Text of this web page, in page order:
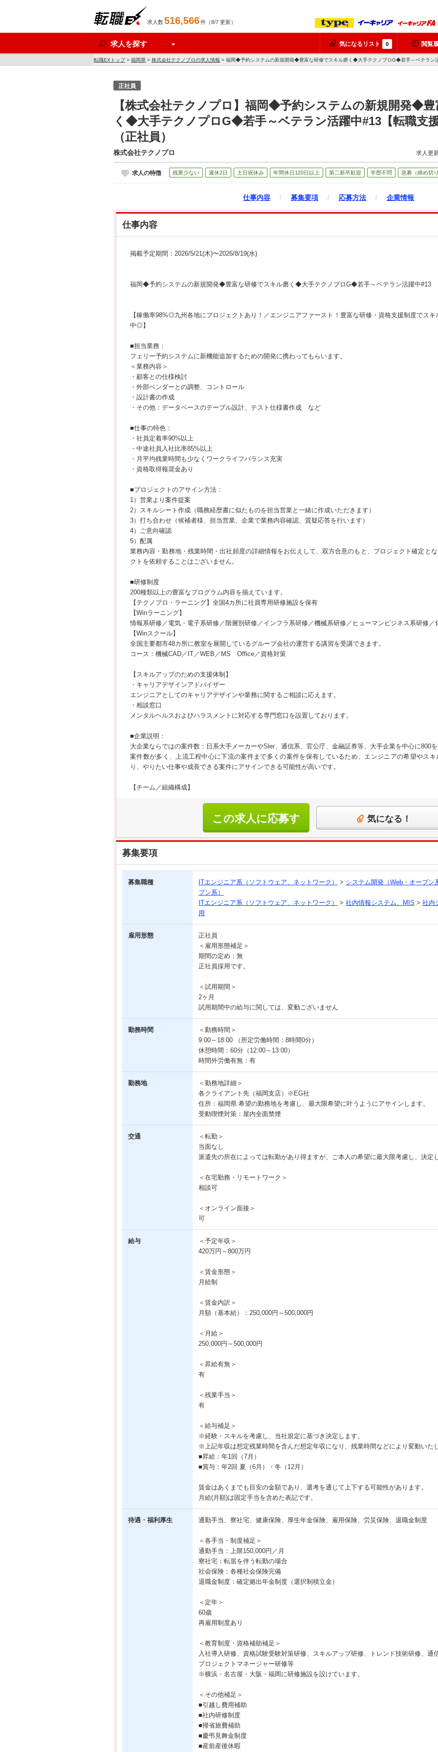
求人数516,566件（8/7 更新）
求人を探す 気になるリスト 0 閲覧
転職EXトップ> 福岡県 > 株式会社テクノプロの求人情報 > 福岡◆予約システムの新規開発◆豊富な研修でスキル磨く◆大手テクノプロG◆若手～ベテラン
正社員
【株式会社テクノプロ】福岡◆予約システムの新規開発◆
く◆大手テクノプロG◆若手～ベテラン活躍中#13【転職支
（正社員）
株式会社テクノプロ 求人更
求人の特徴 残業少ない 週休2日 土日祝休み 年間休日120日以上 第二新卒歓迎 学歴不問 急募（締め切
仕事内容 / 募集要項 / 応募方法 / 企業情報
仕事内容
掲載予定期間：2026/5/21(木)〜2026/8/19(水)
福岡◆予約システムの新規開発◆豊富な研修でスキル磨く◆大手テクノプロG◆若手～ベテラン活躍中#13
【稼働率98%◎九州各地にプロジェクトあり！／エンジニアファースト！豊富な研修・資格支援制度でス
中◎】
■担当業務：
フェリー予約システムに新機能追加するための開発に携わってもらいます。
＜業務内容＞
・顧客との仕様検討
・外部ベンダーとの調整、コントロール
・設計書の作成
・その他：データベースのテーブル設計、テスト仕様書作成 など
■仕事の特色：
・社員定着率90%以上
・中途社員入社比率85%以上
・月平均残業時間も少なくワークライフバランス充実
・資格取得報奨金あり
■プロジェクトのアサイン方法：
1）営業より案件提案
2）スキルシート作成（職務経歴書に似たものを担当営業と一緒に作成いただきます）
3）打ち合わせ（候補者様、担当営業、企業で業務内容確認、質疑応答を行います）
4）ご意向確認
5）配属
業務内容・勤務地・残業時間・出社頻度の詳細情報をお伝えして、双方合意のもと、プロジェクト確定と
クトを依頼することはございません。
■研修制度
200種類以上の豊富なプログラム内容を揃えています。
【テクノプロ・ラーニング】全国4カ所に社員専用研修施設を保有
【Winラーニング】
情報系研修／電気・電子系研修／階層別研修／インフラ系研修／機械系研修／ヒューマンビジネス系研修／
【Winスクール】
全国主要都市48カ所に教室を展開しているグループ会社の運営する講習を受講できます。
コース：機械CAD／IT／WEB／MS Office／資格対策
【スキルアップのための支援体制】
・キャリアデザインアドバイザー
エンジニアとしてのキャリアデザインや業務に関するご相談に応えます。
・相談窓口
メンタルヘルスおよびハラスメントに対応する専門窓口を設置しております。
■企業説明：
大企業ならではの案件数：日系大手メーカーやSler、通信系、官公庁、金融証券等、大手企業を中心に800
案件数が多く、上流工程中心に下流の案件まで多くの案件を保有しているため、エンジニアの希望やス
り、やりたい仕事や成長できる案件にアサインできる可能性が高いです。
【チーム／組織構成】
この求人に応募す
る
気になる！
募集要項
募集職種 ITエンジニア系（ソフトウェア、ネットワーク） > システム開発（Web・オープン
プン系）
ITエンジニア系（ソフトウェア、ネットワーク）
> 社内情報システム、MIS > 社内
用
雇用形態
正社員
＜雇用形態補足＞
期間の定め：無
正社員採用です。
＜試用期間＞
2ヶ月
試用期間中の給与に関しては、変動ございません
勤務時間
＜勤務時間＞
9:00～18:00 （所定労働時間：8時間0分）
休憩時間：60分（12:00～13:00）
時間外労働有無：有
勤務地
＜勤務地詳細＞
各クライアント先（福岡支店）※EG社
住所：福岡県 希望の勤務地を考慮し、最大限希望に叶うようにアサインします。
受動喫煙対策：屋内全面禁煙
交通
＜転勤＞
当面なし
派遣先の所在によっては転勤があり得ますが、ご本人の希望に最大限考慮し、決定
＜在宅勤務・リモートワーク＞
相談可
＜オンライン面接＞
可
給与
＜予定年収＞
420万円～800万円
＜賃金形態＞
月給制
＜賃金内訳＞
月額（基本給）：250,000円～500,000円
＜月給＞
250,000円～500,000円
＜昇給有無＞
有
＜残業手当＞
有
＜給与補足＞
※経験・スキルを考慮し、当社規定に基づき決定します。
※上記年収は想定残業時間を含んだ想定年収になり、残業時間などにより変動いた
■昇給：年1回（7月）
■賞与：年2回 夏（6月）・冬（12月）
賃金はあくまでも目安の金額であり、選考を通じて上下する可能性があります。
月給(月額)は固定手当を含めた表記です。
待遇・福利厚生 通勤手当、寮社宅、健康保険、厚生年金保険、雇用保険、労災保険、退職金制度
＜各手当・制度補足＞
通勤手当：上限150,000円／月
寮社宅：転居を伴う転勤の場合
社会保険：各種社会保険完備
退職金制度：確定拠出年金制度（選択制積立金）
＜定年＞
60歳
再雇用制度あり
＜教育制度・資格補助補足＞
入社導入研修、資格試験受験対策研修、スキルアップ研修、トレンド技術研修、通
プロジェクトマネージャー研修等
※横浜・名古屋・大阪・福岡に研修施設を設けています。
＜その他補足＞
■引越し費用補助
■社内研修制度
■帰省旅費補助
■慶弔見舞金制度
■産前産後休暇